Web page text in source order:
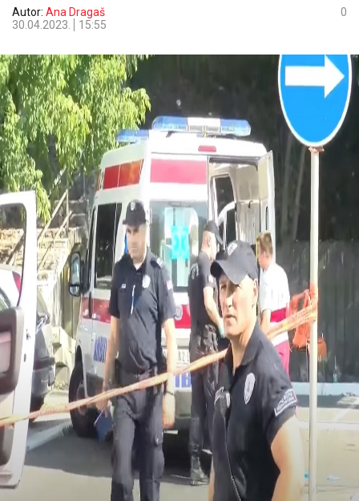
Autor: Ana Dragaš
30.04.2023.
15:55
0